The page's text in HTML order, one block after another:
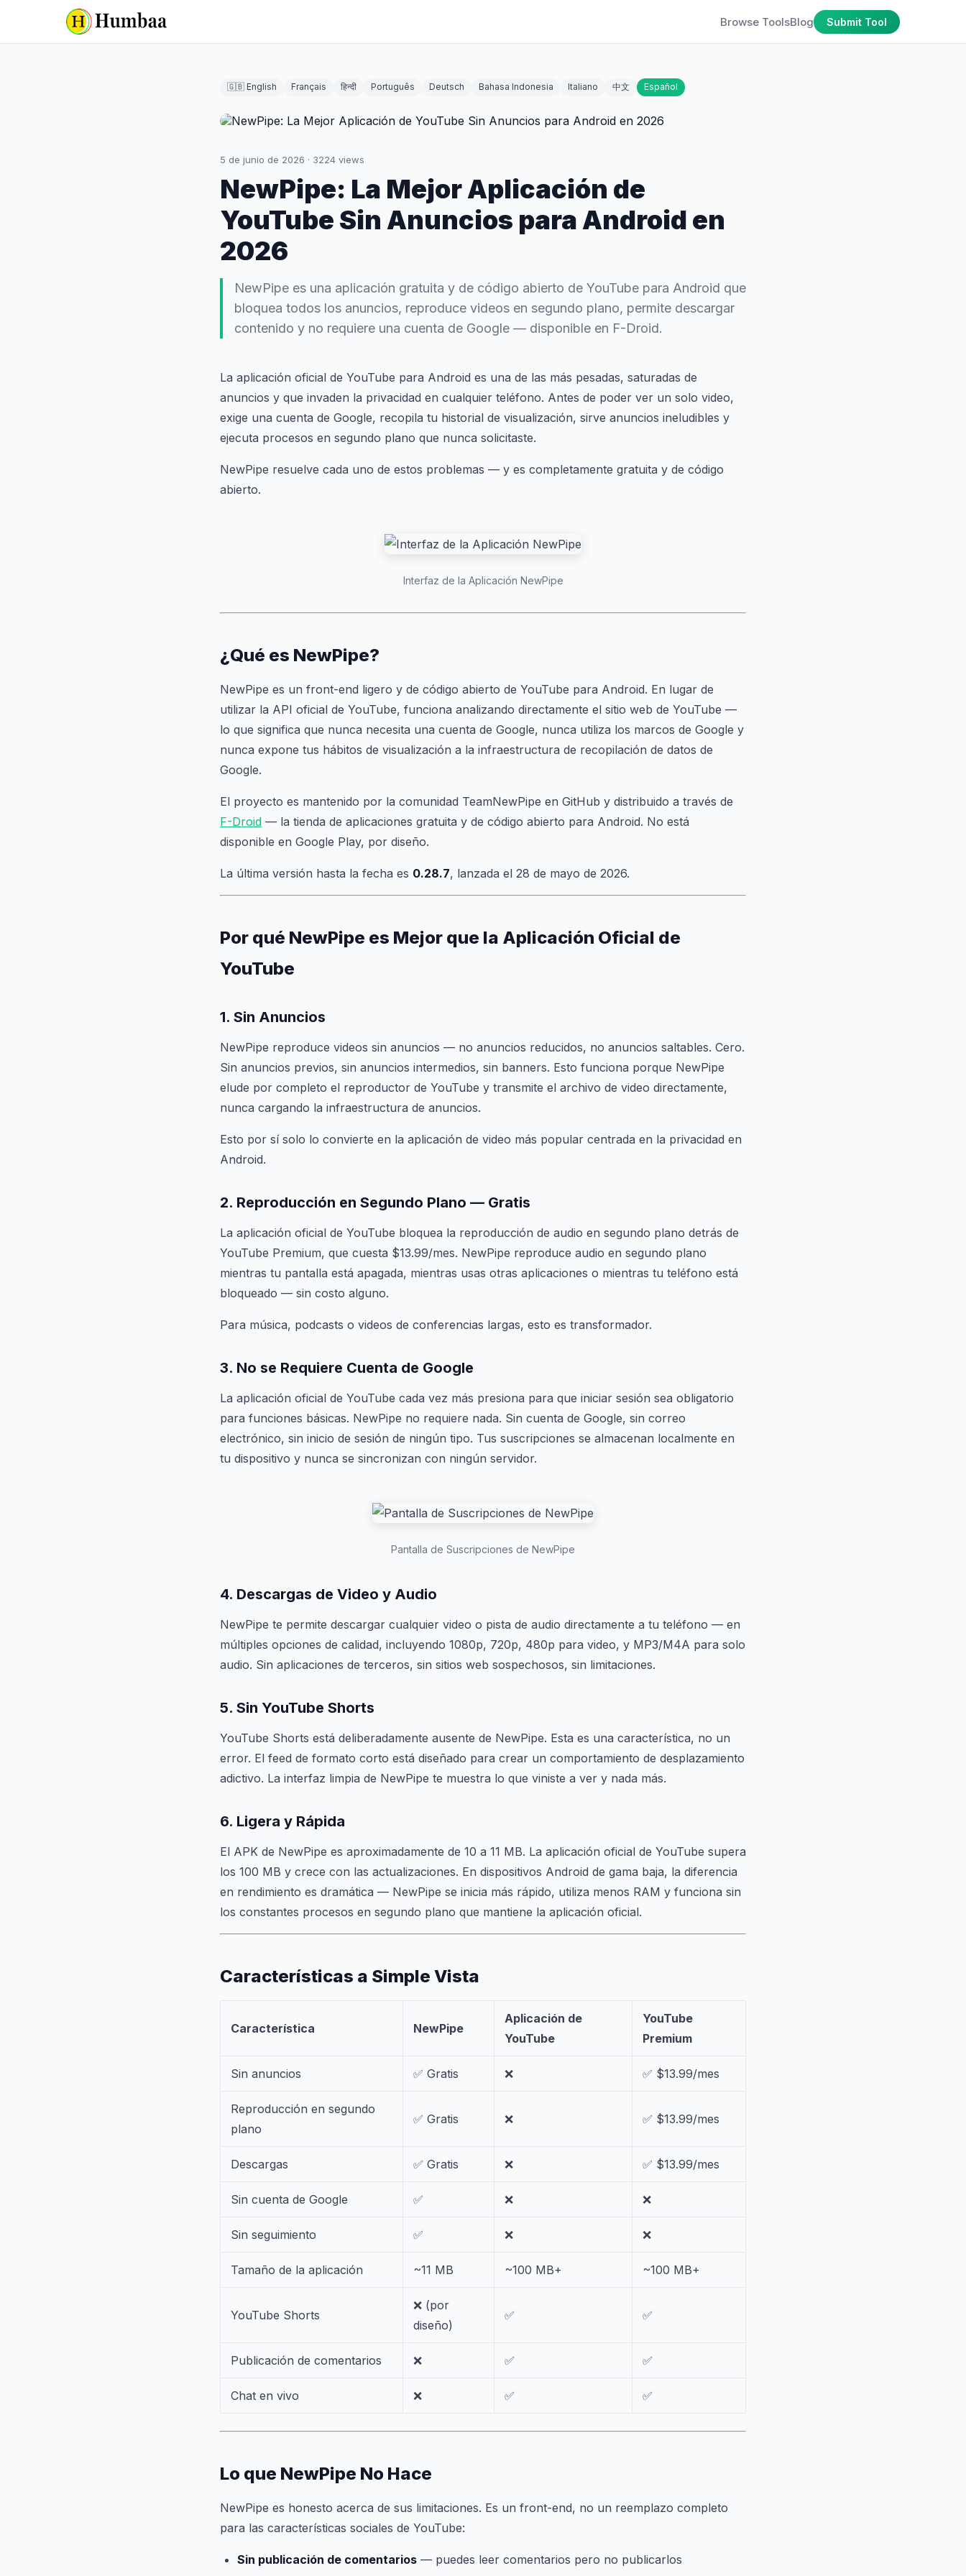
Browse ToolsBlog Submit Tool
🇬🇧 English Français हिन्दी Português Deutsch Bahasa Indonesia Italiano 中文 Español
5 de junio de 2026 · 3224 views
NewPipe: La Mejor Aplicación de
YouTube Sin Anuncios para Android en
2026
NewPipe es una aplicación gratuita y de código abierto de YouTube para Android que
bloquea todos los anuncios, reproduce videos en segundo plano, permite descargar
contenido y no requiere una cuenta de Google — disponible en F-Droid.
La aplicación oficial de YouTube para Android es una de las más pesadas, saturadas de
anuncios y que invaden la privacidad en cualquier teléfono. Antes de poder ver un solo video,
exige una cuenta de Google, recopila tu historial de visualización, sirve anuncios ineludibles y
ejecuta procesos en segundo plano que nunca solicitaste.
NewPipe resuelve cada uno de estos problemas — y es completamente gratuita y de código
abierto.
Interfaz de la Aplicación NewPipe
¿Qué es NewPipe?
NewPipe es un front-end ligero y de código abierto de YouTube para Android. En lugar de
utilizar la API oficial de YouTube, funciona analizando directamente el sitio web de YouTube —
lo que significa que nunca necesita una cuenta de Google, nunca utiliza los marcos de Google y
nunca expone tus hábitos de visualización a la infraestructura de recopilación de datos de
Google.
El proyecto es mantenido por la comunidad TeamNewPipe en GitHub y distribuido a través de
F-Droid — la tienda de aplicaciones gratuita y de código abierto para Android. No está
disponible en Google Play, por diseño.
La última versión hasta la fecha es 0.28.7, lanzada el 28 de mayo de 2026.
Por qué NewPipe es Mejor que la Aplicación Oficial de
YouTube
1. Sin Anuncios
NewPipe reproduce videos sin anuncios — no anuncios reducidos, no anuncios saltables. Cero.
Sin anuncios previos, sin anuncios intermedios, sin banners. Esto funciona porque NewPipe
elude por completo el reproductor de YouTube y transmite el archivo de video directamente,
nunca cargando la infraestructura de anuncios.
Esto por sí solo lo convierte en la aplicación de video más popular centrada en la privacidad en
Android.
2. Reproducción en Segundo Plano — Gratis
La aplicación oficial de YouTube bloquea la reproducción de audio en segundo plano detrás de
YouTube Premium, que cuesta $13.99/mes. NewPipe reproduce audio en segundo plano
mientras tu pantalla está apagada, mientras usas otras aplicaciones o mientras tu teléfono está
bloqueado — sin costo alguno.
Para música, podcasts o videos de conferencias largas, esto es transformador.
3. No se Requiere Cuenta de Google
La aplicación oficial de YouTube cada vez más presiona para que iniciar sesión sea obligatorio
para funciones básicas. NewPipe no requiere nada. Sin cuenta de Google, sin correo
electrónico, sin inicio de sesión de ningún tipo. Tus suscripciones se almacenan localmente en
tu dispositivo y nunca se sincronizan con ningún servidor.
Pantalla de Suscripciones de NewPipe
4. Descargas de Video y Audio
NewPipe te permite descargar cualquier video o pista de audio directamente a tu teléfono — en
múltiples opciones de calidad, incluyendo 1080p, 720p, 480p para video, y MP3/M4A para solo
audio. Sin aplicaciones de terceros, sin sitios web sospechosos, sin limitaciones.
5. Sin YouTube Shorts
YouTube Shorts está deliberadamente ausente de NewPipe. Esta es una característica, no un
error. El feed de formato corto está diseñado para crear un comportamiento de desplazamiento
adictivo. La interfaz limpia de NewPipe te muestra lo que viniste a ver y nada más.
6. Ligera y Rápida
El APK de NewPipe es aproximadamente de 10 a 11 MB. La aplicación oficial de YouTube supera
los 100 MB y crece con las actualizaciones. En dispositivos Android de gama baja, la diferencia
en rendimiento es dramática — NewPipe se inicia más rápido, utiliza menos RAM y funciona sin
los constantes procesos en segundo plano que mantiene la aplicación oficial.
Características a Simple Vista
Característica NewPipe
Aplicación de
YouTube
YouTube
Premium
Sin anuncios ✅ Gratis ❌ ✅ $13.99/mes
Reproducción en segundo
plano
✅ Gratis ❌ ✅ $13.99/mes
Descargas ✅ Gratis ❌ ✅ $13.99/mes
Sin cuenta de Google ✅ ❌ ❌
Sin seguimiento ✅ ❌ ❌
Tamaño de la aplicación ~11 MB ~100 MB+ ~100 MB+
YouTube Shorts
❌ (por
diseño)
✅ ✅
Publicación de comentarios ❌ ✅ ✅
Chat en vivo ❌ ✅ ✅
Lo que NewPipe No Hace
NewPipe es honesto acerca de sus limitaciones. Es un front-end, no un reemplazo completo
para las características sociales de YouTube:
Sin publicación de comentarios — puedes leer comentarios pero no publicarlos